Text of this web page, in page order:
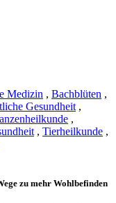
Medizin , Bachblüten ,
Gesundheit ,
,
, Tierheilkunde ,
zu mehr Wohlbefinden